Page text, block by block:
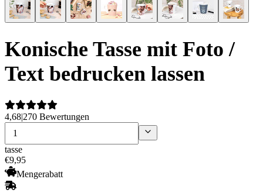
Konische Tasse mit Foto /
Text bedrucken lassen
4,68|270 Bewertungen
tasse
€9,95
Mengerabatt